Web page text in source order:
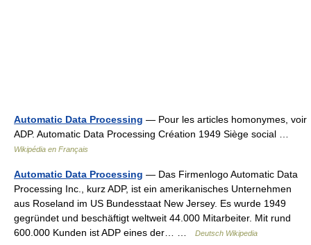
Automatic Data Processing — Pour les articles homonymes, voir
ADP. Automatic Data Processing Création 1949 Siège social …
Wikipédia en Français
Automatic Data Processing — Das Firmenlogo Automatic Data
Processing Inc., kurz ADP, ist ein amerikanisches Unternehmen
aus Roseland im US Bundesstaat New Jersey. Es wurde 1949
gegründet und beschäftigt weltweit 44.000 Mitarbeiter. Mit rund
600.000 Kunden ist ADP eines der… …
Deutsch Wikipedia